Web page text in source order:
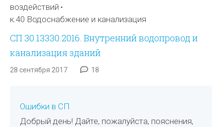
воздействий
к.40 Водоснабжение и канализация
СП 30.13330.2016. Внутренний водопровод и
канализация зданий
28 сентября 2017 18
Ошибки в СП
Добрый день! Дайте, пожалуйста, пояснения,